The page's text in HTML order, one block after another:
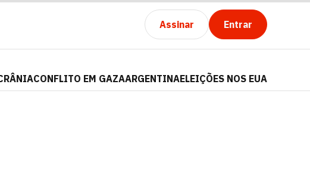
Assinar Entrar
CONFLITO EM GAZAARGENTINAELEIÇÕES NOS EUA